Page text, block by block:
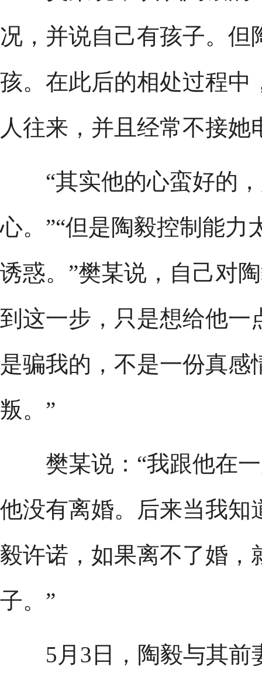
况，并说自己有孩子。但
孩。在此后的相处过程中
人往来，并且经常不接她
“其实他的心蛮好的，
心。”“但是陶毅控制能力
诱惑。”樊某说，自己对
到这一步，只是想给他一
是骗我的，不是一份真
叛。”
樊某说：“我跟他在一
他没有离婚。后来当我知
毅许诺，如果离不了婚，
子。”
5月3日，陶毅与其前